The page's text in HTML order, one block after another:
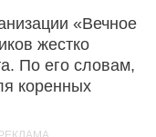
«Вечное
жестко
По его словам,
коренных